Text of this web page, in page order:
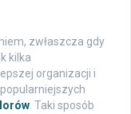
zwłaszcza gdy
kilka
organizacji i
. Taki sposób